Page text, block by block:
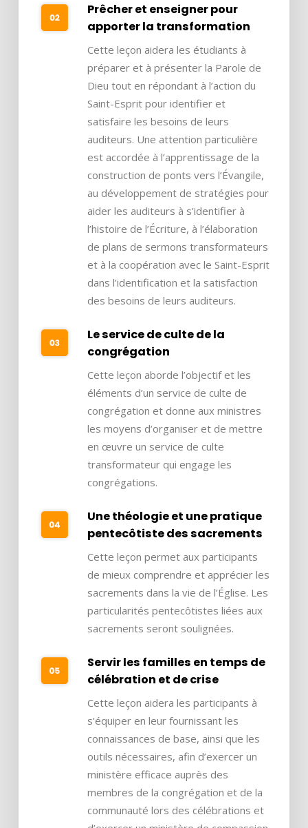
Prêcher et enseigner pour
apporter la transformation
Cette leçon aidera les étudiants à
préparer et à présenter la Parole de
Dieu tout en répondant à l’action du
Saint-Esprit pour identifier et
satisfaire les besoins de leurs
auditeurs. Une attention particulière
est accordée à l’apprentissage de la
construction de ponts vers l’Évangile,
au développement de stratégies pour
aider les auditeurs à s’identifier à
l’histoire de l’Écriture, à l’élaboration
de plans de sermons transformateurs
et à la coopération avec le Saint-Esprit
dans l’identification et la satisfaction
des besoins de leurs auditeurs.
Le service de culte de la
congrégation
Cette leçon aborde l’objectif et les
éléments d’un service de culte de
congrégation et donne aux ministres
les moyens d’organiser et de mettre
en œuvre un service de culte
transformateur qui engage les
congrégations.
Une théologie et une pratique
pentecôtiste des sacrements
Cette leçon permet aux participants
de mieux comprendre et apprécier les
sacrements dans la vie de l’Église. Les
particularités pentecôtistes liées aux
sacrements seront soulignées.
Servir les familles en temps de
célébration et de crise
Cette leçon aidera les participants à
s’équiper en leur fournissant les
connaissances de base, ainsi que les
outils nécessaires, afin d’exercer un
ministère efficace auprès des
membres de la congrégation et de la
communauté lors des célébrations et